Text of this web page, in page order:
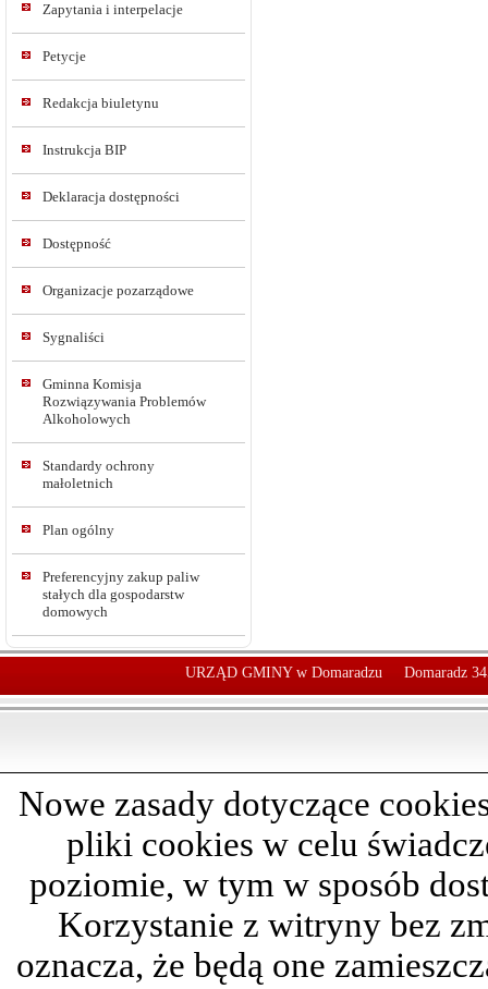
Zapytania i interpelacje
Petycje
Redakcja biuletynu
Instrukcja BIP
Deklaracja dostępności
Dostępność
Organizacje pozarządowe
Sygnaliści
Gminna Komisja
Rozwiązywania Problemów
Alkoholowych
Standardy ochrony
małoletnich
Plan ogólny
Preferencyjny zakup paliw
stałych dla gospodarstw
domowych
URZĄD GMINY w Domaradzu Domaradz
Nowe zasady dotyczące
pliki cookies w celu
poziomie, w tym w sposób
Korzystanie z witryny bez
oznacza, że będą one